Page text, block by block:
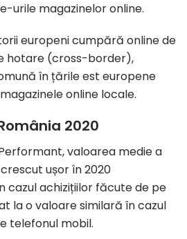
urile magazinelor online.
europeni cumpără online de
hotare (cross-border),
în țările est europene
online locale.
2020
valoarea medie a
ușor în 2020
cazul achizițiilor făcute de pe
la o valoare similară în cazul
telefonul mobil.